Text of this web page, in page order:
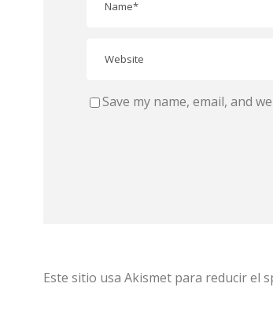
Save my name, email, and
Este sitio usa Akismet para reducir el